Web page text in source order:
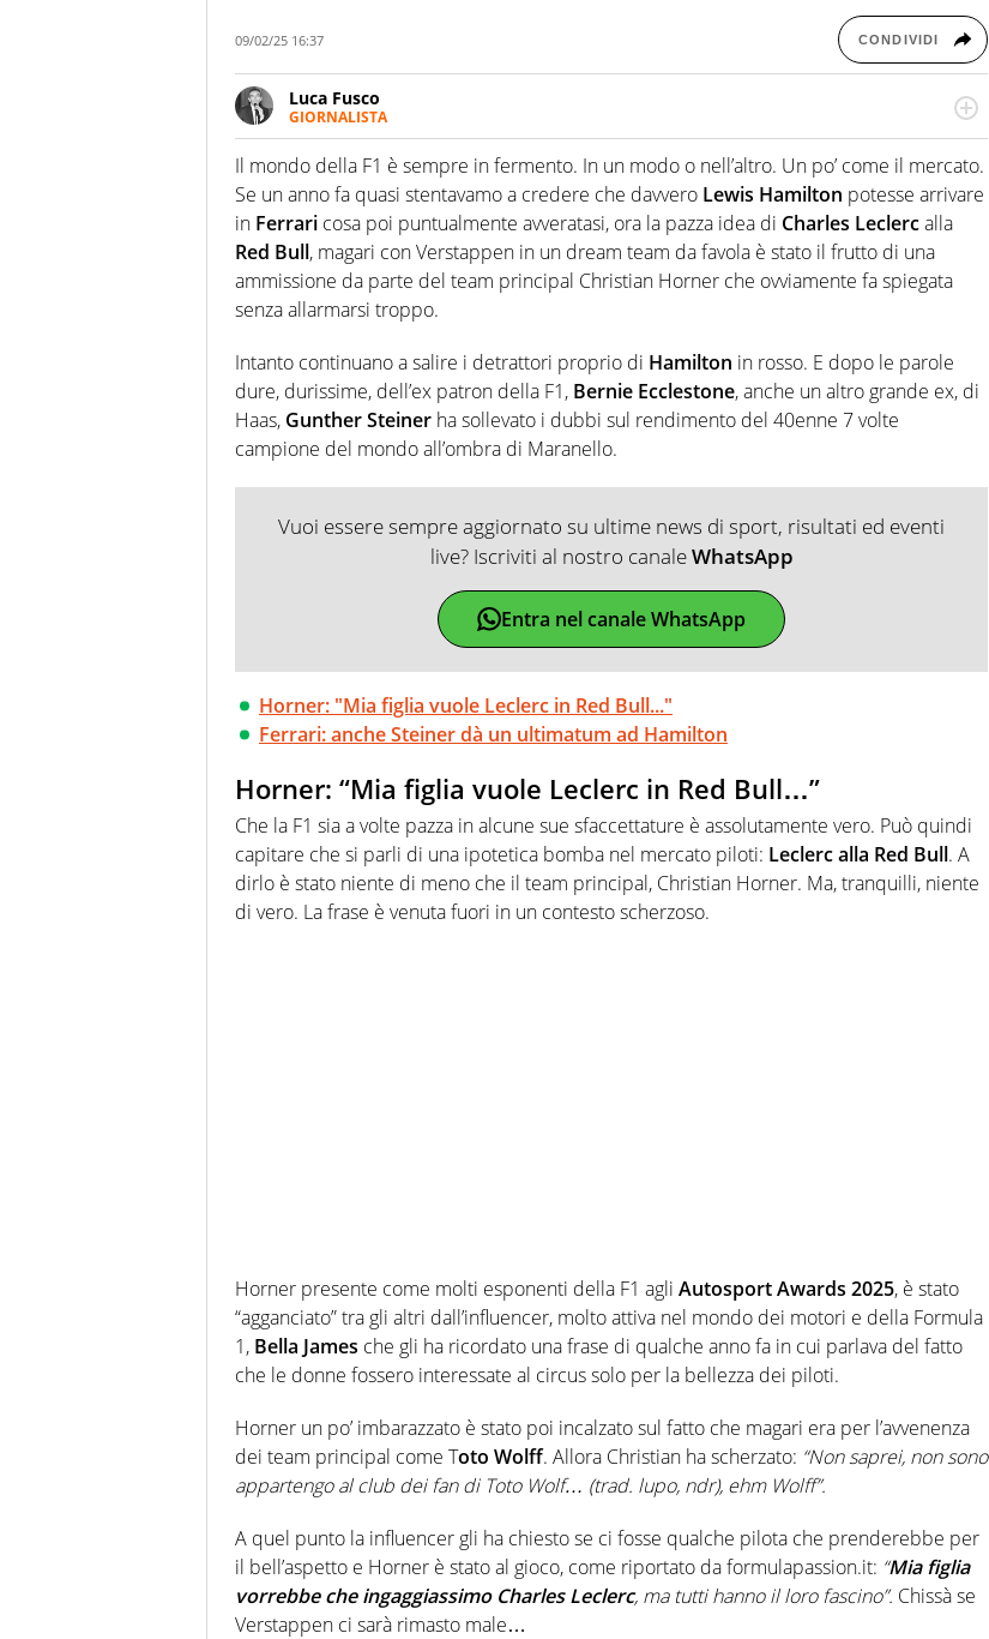
09/02/25 16:37 CONDIVIDI
Luca Fusco
GIORNALISTA
Giornalista multimediale. Quando si accendono i motori, lui sgasa, impenna, derapa. E
spesso e volentieri finisce sul podio
Il mondo della F1 è sempre in fermento. In un modo o nell’altro. Un po’ come il mercato.
Se un anno fa quasi stentavamo a credere che davvero Lewis Hamilton potesse arrivare
in Ferrari cosa poi puntualmente avveratasi, ora la pazza idea di Charles Leclercalla
Red Bull, magari con Verstappen in un dream team da favola è stato il frutto di una
ammissione da parte del team principal Christian Horner che ovviamente fa spiegata
senza allarmarsi troppo.
Intanto continuano a salire i detrattori proprio di Hamilton in rosso. E dopo le parole
dure, durissime, dell’ex patron della F1, Bernie Ecclestone, anche un altro grande ex, di
Haas, Gunther Steiner ha sollevato i dubbi sul rendimento del 40enne 7 volte
campione del mondo all’ombra di Maranello.
Vuoi essere sempre aggiornato su ultime news di sport, risultati ed eventi
live? Iscriviti al nostro canaleWhatsApp
Entra nel canale WhatsApp
Horner: "Mia figlia vuole Leclerc in Red Bull..."
Ferrari: anche Steiner dà un ultimatum ad Hamilton
Horner: “Mia figlia vuole Leclerc in Red Bull…”
Che la F1 sia a volte pazza in alcune sue sfaccettature è assolutamente vero. Può quindi
capitare che si parli di una ipotetica bomba nel mercato piloti: Leclerc alla Red Bull. A
dirlo è stato niente di meno che il team principal, Christian Horner. Ma, tranquilli, niente
di vero. La frase è venuta fuori in un contesto scherzoso.
Horner presente come molti esponenti della F1 agli Autosport Awards 2025, è stato
“agganciato” tra gli altri dall’influencer, molto attiva nel mondo dei motori e della Formula
1, Bella James che gli ha ricordato una frase di qualche anno fa in cui parlava del fatto
che le donne fossero interessate al circus solo per la bellezza dei piloti.
Horner un po’ imbarazzato è stato poi incalzato sul fatto che magari era per l’avvenenza
dei team principal come Toto Wolff. Allora Christian ha scherzato: “Non saprei, non sono
appartengo al club dei fan di Toto Wolf… (trad. lupo, ndr), ehm Wolff”.
A quel punto la influencer gli ha chiesto se ci fosse qualche pilota che prenderebbe per
il bell’aspetto e Horner è stato al gioco, come riportato da formulapassion.it: “Mia figlia
vorrebbe che ingaggiassimo Charles Leclerc, ma tutti hanno il loro fascino”. Chissà se
Verstappen ci sarà rimasto male…